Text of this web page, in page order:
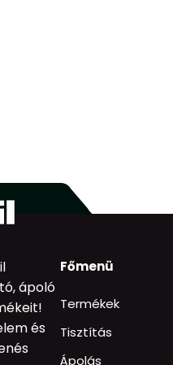
ápoló
és
Főmenü
Termékek
Tisztítás
Ápolás